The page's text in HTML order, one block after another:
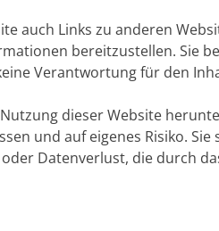
auch Links zu anderen
bereitzustellen. Sie
Verantwortung für den
dieser Website
und auf eigenes Risiko.
Datenverlust, die durch